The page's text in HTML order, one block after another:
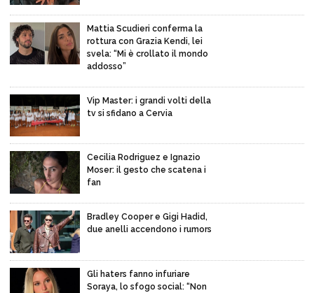
Mattia Scudieri conferma la
rottura con Grazia Kendi, lei
svela: “Mi è crollato il mondo
addosso”
Vip Master: i grandi volti della
tv si sfidano a Cervia
Cecilia Rodriguez e Ignazio
Moser: il gesto che scatena i
fan
Bradley Cooper e Gigi Hadid,
due anelli accendono i rumors
Gli haters fanno infuriare
Soraya, lo sfogo social: “Non